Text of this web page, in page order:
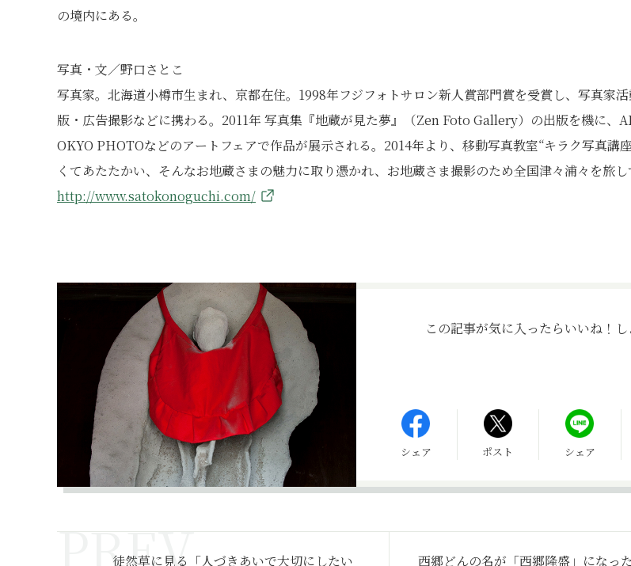
の境内にある。
写真・文／野口さとこ
写真家。北海道小樽市生まれ、京都在住。1998年フジフォトサロン新人賞部門賞を受賞し、写真家
版・広告撮影などに携わる。2011年 写真集『地蔵が見た夢』（Zen Foto Gallery）の出版を機に、
OKYO PHOTOなどのアートフェアで作品が展示される。2014年より、移動写真教室“キラク写真講
くてあたたかい、そんなお地蔵さまの魅力に取り憑かれ、お地蔵さま撮影のため全国津々浦々を旅し
http://www.satokonoguchi.com/
この記事が気に入ったらいいね！し
シェア ポスト シェア
徒然草に見る「人づきあいで大切にしたい 西郷どんの名が「西郷隆盛」になっ